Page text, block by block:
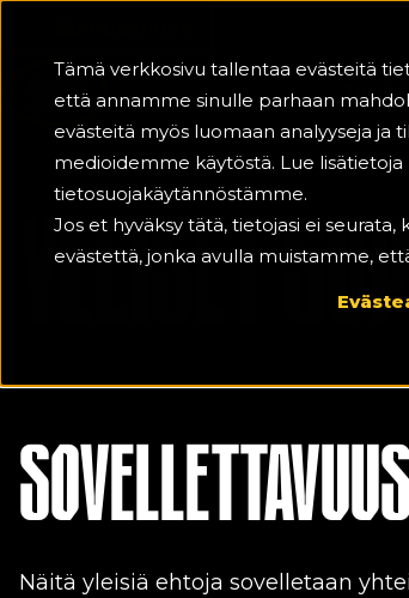
Tämä verkkosivu tallentaa evästeitä
että annamme sinulle parhaan
evästeitä myös luomaan analyyseja ja
medioidemme käytöstä. Lue
tietosuojakäytännöstämme.
Jos et hyväksy tätä, tietojasi ei
evästettä, jonka avulla muistamme,
YLEISET
SOVELLETTAVUUS
Näitä yleisiä ehtoja sovelletaan